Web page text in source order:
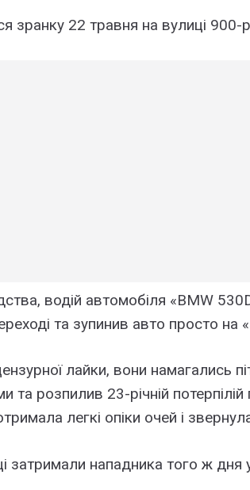
зранку 22 травня на вулиці 900-
водій автомобіля «BMW
та зупинив авто просто на
лайки, вони намагались
та розпилив 23-річній
легкі опіки очей і
затримали нападника того ж дня